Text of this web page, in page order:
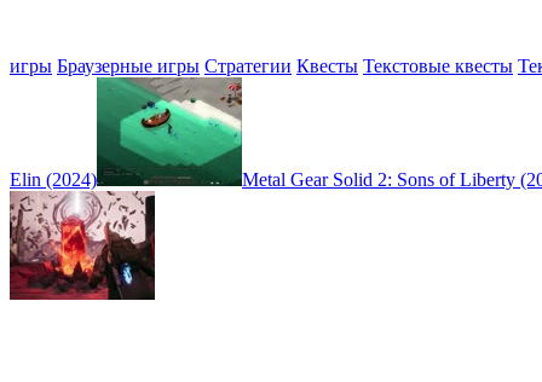
игры Браузерные игры Стратегии Квесты Текстовые квесты
Elin (2024) Metal Gear Solid 2: Sons of Liberty